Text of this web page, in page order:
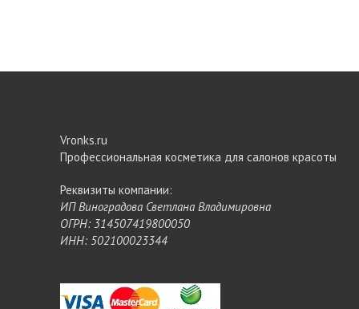
Vronks.ru
Профессиональная косметика для салонов красоты
Реквизиты компании:
ИП Виноградова Светлана Владимировна
ОГРН: 314507419800050
ИНН: 502100023344